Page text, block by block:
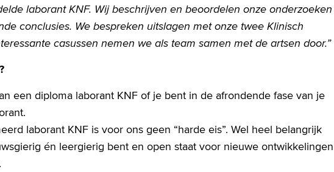
laborant KNF. Wij beschrijven en beoordelen onze onderzoeken
conclusies. We bespreken uitslagen met onze twee Klinisch
casussen nemen we als team samen met de artsen door.”
een diploma laborant KNF of je bent in de afrondende fase van je
laborant KNF is voor ons geen “harde eis”. Wel heel belangrijk
én leergierig bent en open staat voor nieuwe ontwikkelingen